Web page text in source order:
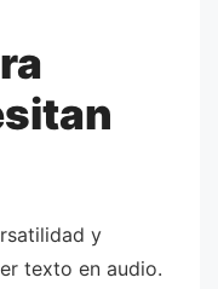
y
texto en audio.